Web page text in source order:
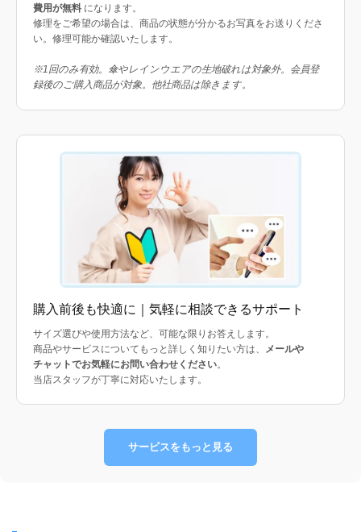
費用が無料 になります。
修理をご希望の場合は、商品の状態が分かるお写真をお送りくださ
い。修理可能か確認いたします。
※1回のみ有効。傘やレインウエアの生地破れは対象外。会員登
録後のご購入商品が対象。他社商品は除きます。
購入前後も快適に｜気軽に相談できるサポート
サイズ選びや使用方法など、可能な限りお答えします。
商品やサービスについてもっと詳しく知りたい方は、 メールや
チャットでお気軽にお問い合わせください。
当店スタッフが丁寧に対応いたします。
サービスをもっと見る